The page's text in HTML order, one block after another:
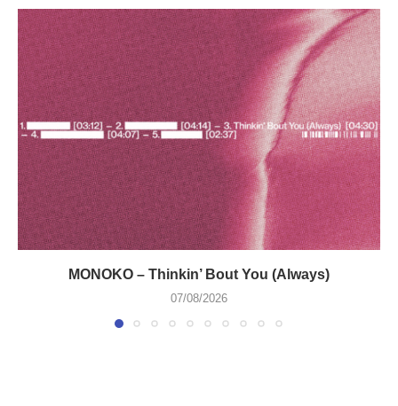
MONOKO – Thinkin’ Bout You (Always)
07/08/2026